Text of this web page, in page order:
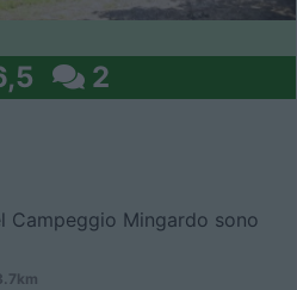
2
Campeggio Mingardo sono